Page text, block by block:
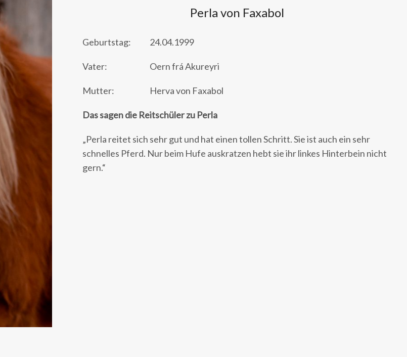
Perla von Faxabol
Geburtstag:
Vater:
Mutter:
24.04.1999
Oern frá Akureyri
Herva von Faxabol
Das sagen die Reitschüler zu Perla
„Perla reitet sich sehr gut und hat einen tollen Schritt. Sie ist auch ein sehr
schnelles Pferd. Nur beim Hufe auskratzen hebt sie ihr linkes Hinterbein nicht
gern.“